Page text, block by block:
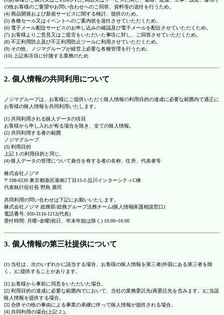
の他お客様のご要望やお問い合わせへのご回答、資料等の送付を行うため。
(4) 商品開発および新規サービスに関する検討、提供のため。
(5) 各種セール又はイベントへのご案内状を送付させていただくため。
(6) 電子メール配信サービスのお申し込みの確認及び電子メールを配信させていただくため。
(7) お客様よりご意見又はご提言をいただいた事項に対し、ご回答させていただくため。
(8) 不正利用防止及び不正利用防止ツールに利用させていただくため。
(9) その他、ノジマグループが経営上必要な各種管理を行うため。
(10) 上記各項目に付随する業務のため
2. 個人情報の共同利用について
ノジマグループは、お客様にご提供いただく個人情報の利用目的の達成に必要な範囲内で適正に
お客様の個人情報を共同利用いたします。
(1) 共同利用される個人データの項目
お客様から申し入れが有る場合を除き、全ての個人情報。
(2) 共同利用する者の範囲
ノジマグループ
(3) 利用目的
上記 1.の利用目的と同じ。
(4) 個人データの管理について責任を有する者の名称、住所、代表者等
株式会社ノジマ
〒108-6230 東京都港区港南2丁目15-3 品川インターシティC棟
代表執行役社長 野島 廣司
共同利用の問い合わせは下記にお願いいたします。
株式会社ノジマ 総務部/総務グループ法務チーム(個人情報保護相談窓口)
電話番号: 050-3116-1212(代表)
受付時間: 月曜~金曜(祝日、年末年始は除く) 10:00~16:00
3. 個人情報の第三社提供について
(1) 当社は、次のいずれかに該当する場合、お客様の個人情報を第三者(外国にある第三者を除
く。)に提供することがあります。
[1] お客様から事前に同意をいただいた場合。
[2] 利用目的の達成に必要な範囲内でにおいて、当社の業務委託先(再委託先を含みます。)に当該
個人情報を提供する場合。
[3] 合併その他の事由による事業の承継に伴って個人情報が提供される場合。
[4] 共同利用の場合(上記 2.)。